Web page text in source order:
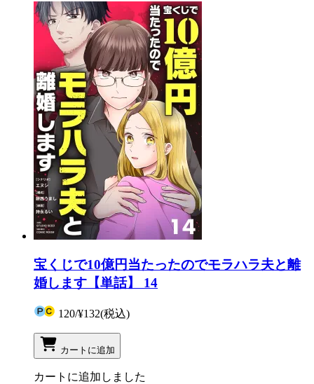
宝くじで10億円当たったのでモラハラ夫と離
婚します【単話】 14
120/¥132(税込)
カートに追加
カートに追加しました